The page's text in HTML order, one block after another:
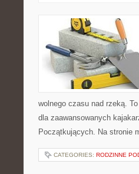
wolnego czasu nad rzeką.
dla zaawansowanych
Początkujących. Na stronie
CATEGORIES: RODZINNE